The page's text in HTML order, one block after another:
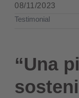
08/11/2023
Testimonial
“Una